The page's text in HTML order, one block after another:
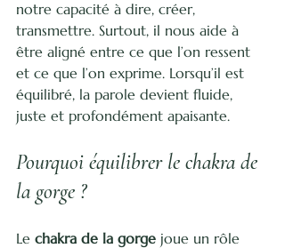
notre capacité à dire, créer,
transmettre. Surtout, il nous aide à
être aligné entre ce que l’on ressent
et ce que l’on exprime. Lorsqu’il est
équilibré, la parole devient fluide,
juste et profondément apaisante.
Pourquoi équilibrer le chakra de
la gorge ?
Le chakra de la gorge joue un rôle